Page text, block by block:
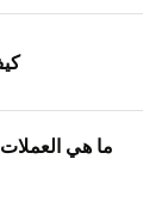
ما هي العملات